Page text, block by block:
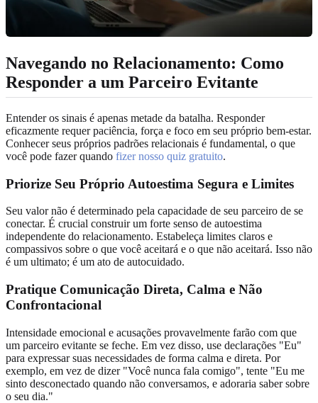
Navegando no Relacionamento: Como
Responder a um Parceiro Evitante
Entender os sinais é apenas metade da batalha. Responder
eficazmente requer paciência, força e foco em seu próprio bem-estar.
Conhecer seus próprios padrões relacionais é fundamental, o que
você pode fazer quando fizer nosso quiz gratuito.
Priorize Seu Próprio Autoestima Segura e Limites
Seu valor não é determinado pela capacidade de seu parceiro de se
conectar. É crucial construir um forte senso de autoestima
independente do relacionamento. Estabeleça limites claros e
compassivos sobre o que você aceitará e o que não aceitará. Isso não
é um ultimato; é um ato de autocuidado.
Pratique Comunicação Direta, Calma e Não
Confrontacional
Intensidade emocional e acusações provavelmente farão com que
um parceiro evitante se feche. Em vez disso, use declarações "Eu"
para expressar suas necessidades de forma calma e direta. Por
exemplo, em vez de dizer "Você nunca fala comigo", tente "Eu me
sinto desconectado quando não conversamos, e adoraria saber sobre
o seu dia."